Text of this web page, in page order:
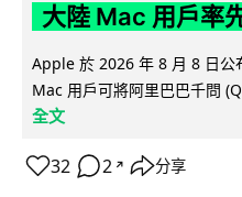
大陸 Mac 用戶率
Apple 於 2026 年 8 月 8 日公
Mac 用戶可將阿里巴巴千問
全文
32 2 ↗ 分享